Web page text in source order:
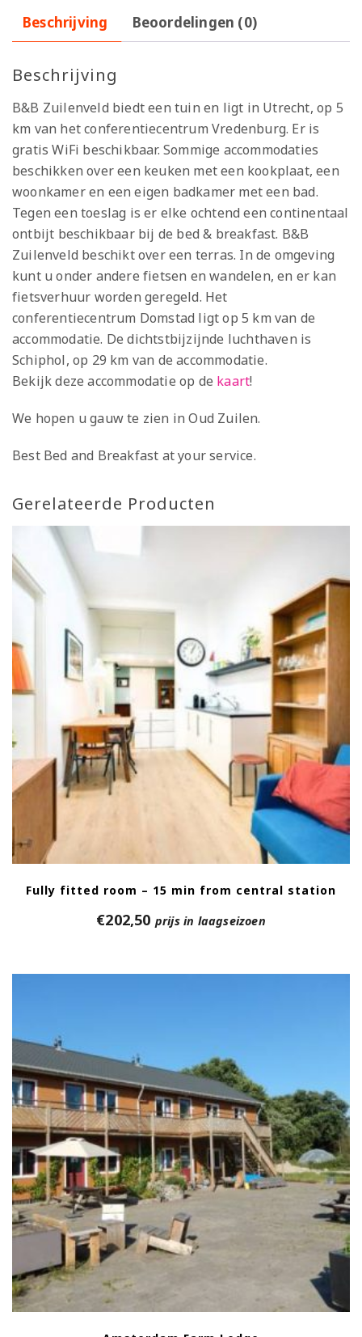
Beschrijving Beoordelingen (0)
Beschrijving
B&B Zuilenveld biedt een tuin en ligt in Utrecht, op 5
km van het conferentiecentrum Vredenburg. Er is
gratis WiFi beschikbaar. Sommige accommodaties
beschikken over een keuken met een kookplaat, een
woonkamer en een eigen badkamer met een bad.
Tegen een toeslag is er elke ochtend een continentaal
ontbijt beschikbaar bij de bed & breakfast. B&B
Zuilenveld beschikt over een terras. In de omgeving
kunt u onder andere fietsen en wandelen, en er kan
fietsverhuur worden geregeld. Het
conferentiecentrum Domstad ligt op 5 km van de
accommodatie. De dichtstbijzijnde luchthaven is
Schiphol, op 29 km van de accommodatie.
Bekijk deze accommodatie op de kaart!
We hopen u gauw te zien in Oud Zuilen.
Best Bed and Breakfast at your service.
Gerelateerde Producten
Fully fitted room – 15 min from central station
€202,50 prijs in laagseizoen